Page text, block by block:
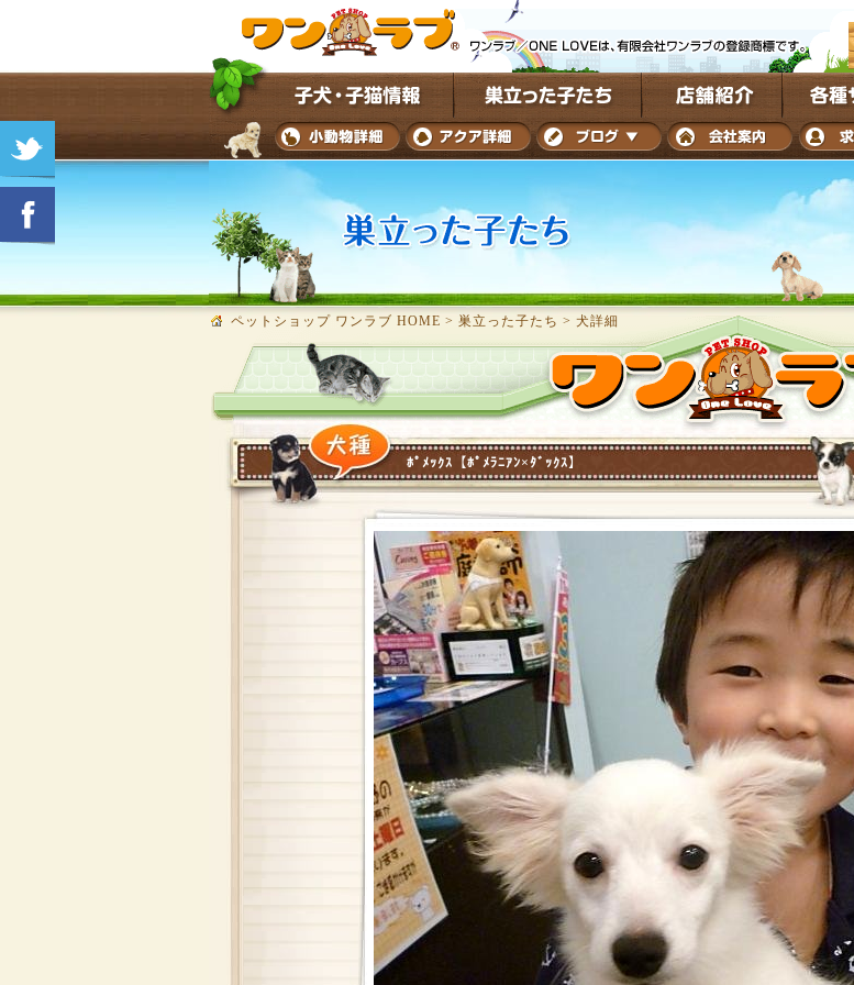
ペットショップ ワンラブ HOME > 巣立った子たち > 犬詳細
ﾎﾟﾒｯｸｽ【ﾎﾟﾒﾗﾆｱﾝ×ﾀﾞｯｸｽ】